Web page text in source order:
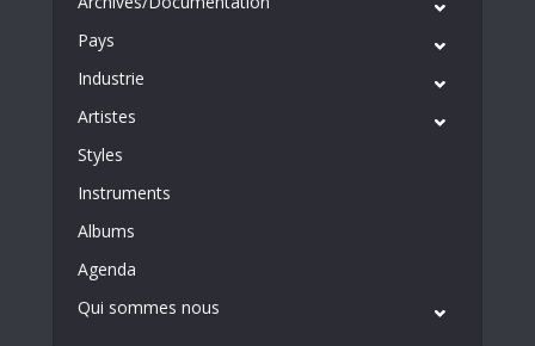
Pays
Industrie
Artistes
Styles
Instruments
Albums
Agenda
Qui sommes nous